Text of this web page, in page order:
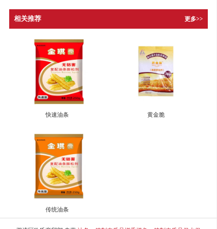
相关推荐 更多>>
快速油条 黄金脆
传统油条